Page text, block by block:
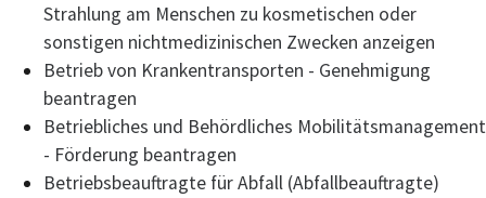
Strahlung am Menschen zu kosmetischen oder
sonstigen nichtmedizinischen Zwecken anzeigen
Betrieb von Krankentransporten - Genehmigung
beantragen
Betriebliches und Behördliches Mobilitätsmanagement
- Förderung beantragen
Betriebsbeauftragte für Abfall (Abfallbeauftragte)